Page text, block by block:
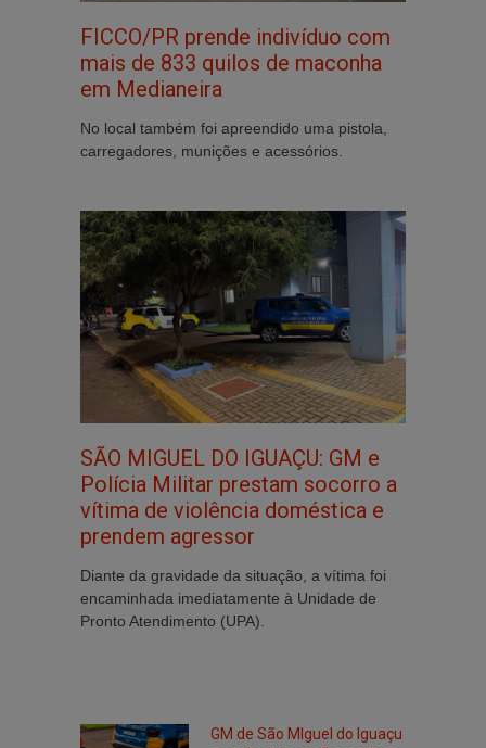
FICCO/PR prende indivíduo com
mais de 833 quilos de maconha
em Medianeira
No local também foi apreendido uma pistola,
carregadores, munições e acessórios.
SÃO MIGUEL DO IGUAÇU: GM e
Polícia Militar prestam socorro a
vítima de violência doméstica e
prendem agressor
Diante da gravidade da situação, a vítima foi
encaminhada imediatamente à Unidade de
Pronto Atendimento (UPA).
GM de São MIguel do Iguaçu